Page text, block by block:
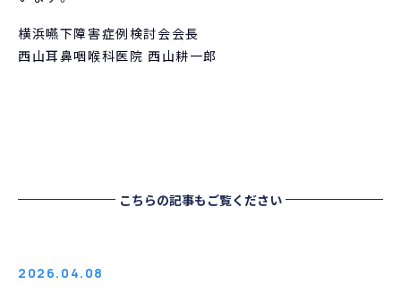
横浜嚥下障害症例検討会会長
西山耳鼻咽喉科医院 西山耕一郎
こちらの記事もご覧ください
2026.04.08